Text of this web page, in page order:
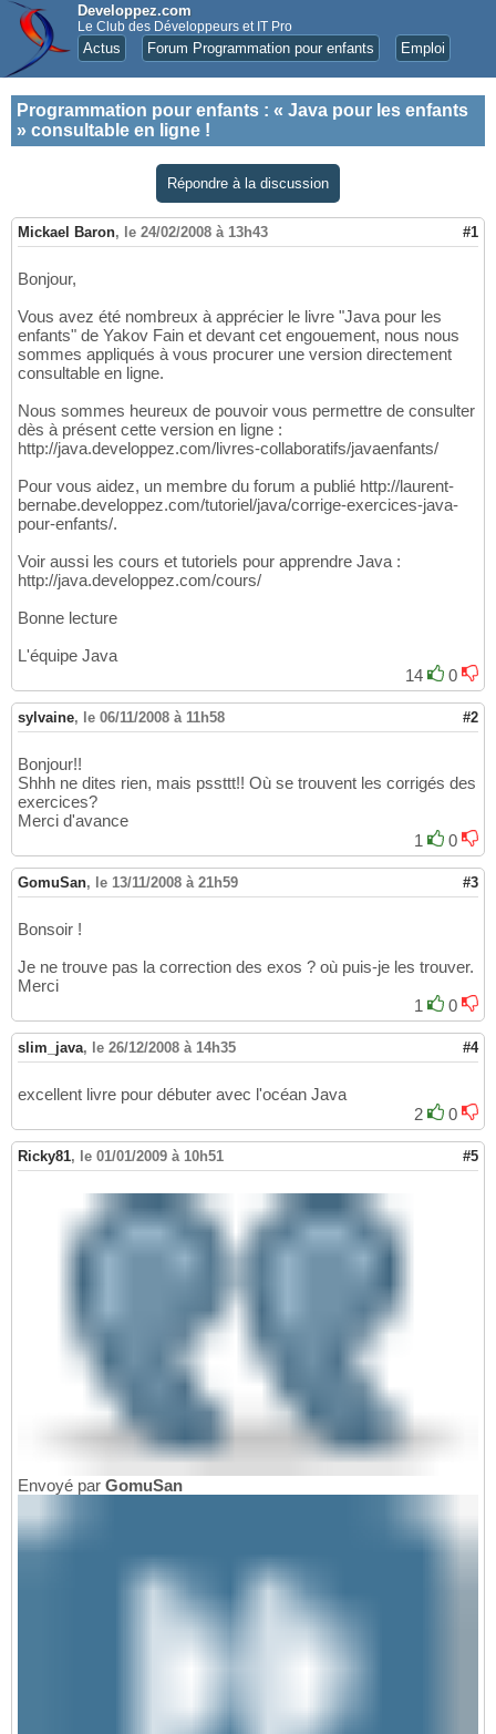
Developpez.com
Le Club des Développeurs et IT Pro
Actus Forum Programmation pour enfants Emploi
Programmation pour enfants : « Java pour les enfants
» consultable en ligne !
Répondre à la discussion
Mickael Baron, le 24/02/2008 à 13h43 #1
Bonjour,
Vous avez été nombreux à apprécier le livre "Java pour les
enfants" de Yakov Fain et devant cet engouement, nous nous
sommes appliqués à vous procurer une version directement
consultable en ligne.
Nous sommes heureux de pouvoir vous permettre de consulter
dès à présent cette version en ligne :
http://java.developpez.com/livres-collaboratifs/javaenfants/
Pour vous aidez, un membre du forum a publié http://laurent-
bernabe.developpez.com/tutoriel/java/corrige-exercices-java-
pour-enfants/.
Voir aussi les cours et tutoriels pour apprendre Java :
http://java.developpez.com/cours/
Bonne lecture
L'équipe Java
14
0
sylvaine, le 06/11/2008 à 11h58 #2
Bonjour!!
Shhh ne dites rien, mais pssttt!! Où se trouvent les corrigés des
exercices?
Merci d'avance
1
0
GomuSan, le 13/11/2008 à 21h59 #3
Bonsoir !
Je ne trouve pas la correction des exos ? où puis-je les trouver.
Merci
1
0
slim_java, le 26/12/2008 à 14h35 #4
excellent livre pour débuter avec l'océan Java
2
0
Ricky81, le 01/01/2009 à 10h51 #5
Envoyé par GomuSan